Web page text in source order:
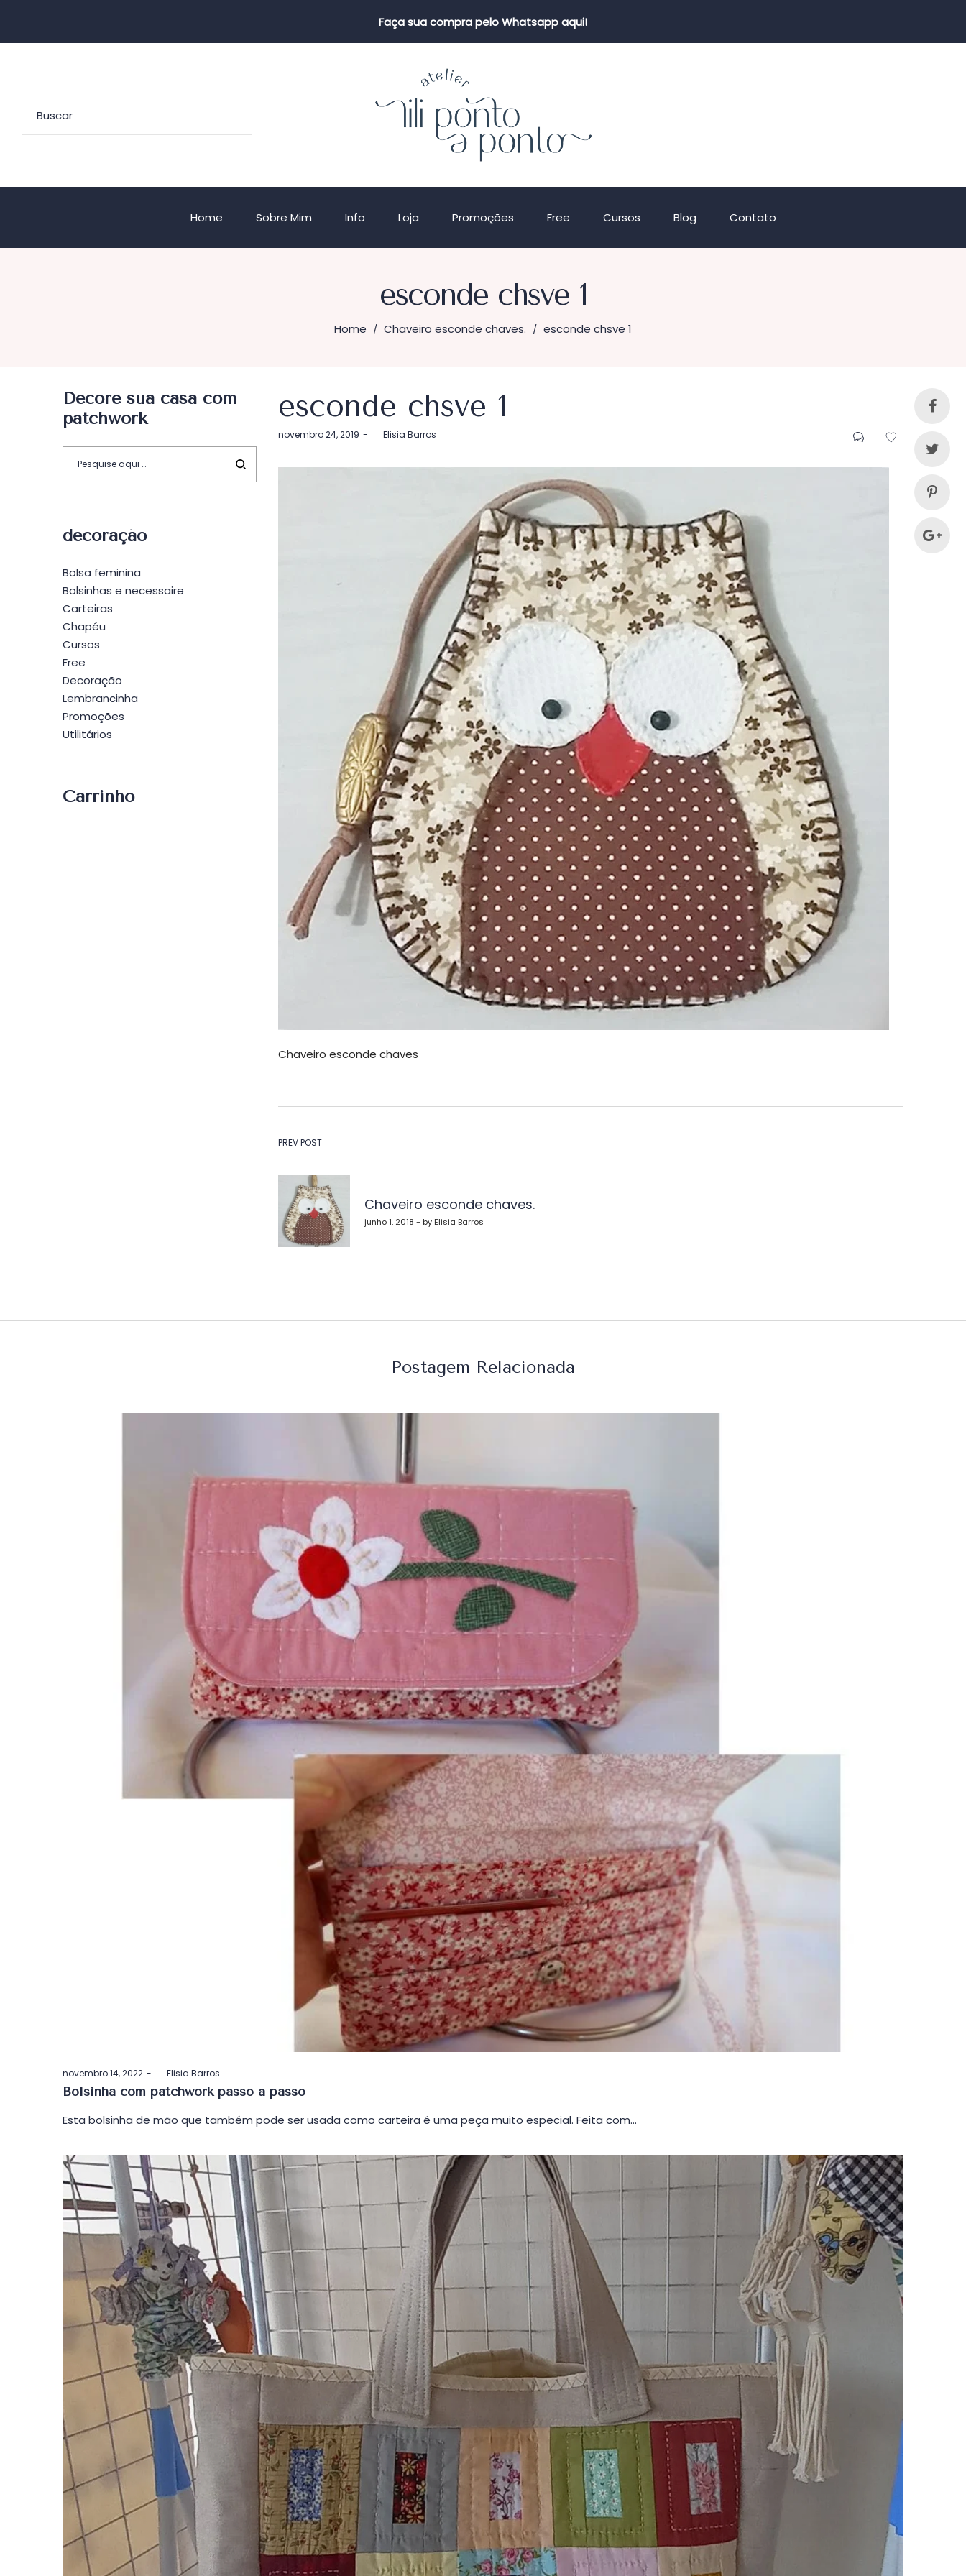
Faça sua compra pelo Whatsapp aqui!
Home Sobre Mim Info Loja Promoções Free Cursos Blog Contato
esconde chsve 1
Home / Chaveiro esconde chaves. / esconde chsve 1
esconde chsve 1
Postado
novembro 24, 2019 byElisia Barros
Chaveiro esconde chaves
Navegação
de
Post
PREV POST
Chaveiro esconde chaves.
junho 1, 2018 - by Elisia Barros
Decore sua casa com
patchwork
decoração
Bolsa feminina
Bolsinhas e necessaire
Carteiras
Chapéu
Cursos
Free
Decoração
Lembrancinha
Promoções
Utilitários
Carrinho
Postagem Relacionada
Postado
em
novembro 14, 2022 byElisia Barros
Bolsinha com patchwork passo a passo
Esta bolsinha de mão que também pode ser usada como carteira é uma peça muito especial. Feita com…